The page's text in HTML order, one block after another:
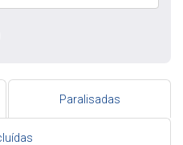
Paralisadas